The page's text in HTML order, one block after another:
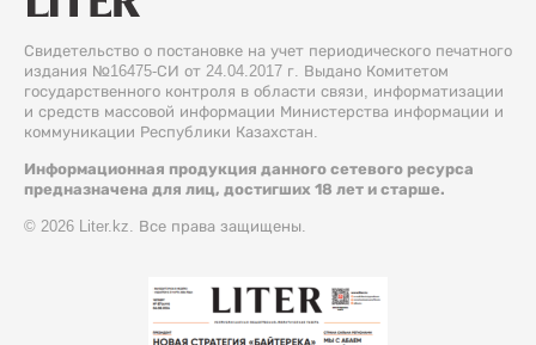
Свидетельство о постановке на учет периодического печатного
издания №16475-СИ от 24.04.2017 г. Выдано Комитетом
государственного контроля в области связи, информатизации
и средств массовой информации Министерства информации и
коммуникации Республики Казахстан.
Информационная продукция данного сетевого ресурса
предназначена для лиц, достигших 18 лет и старше.
© 2026 Liter.kz. Все права защищены.